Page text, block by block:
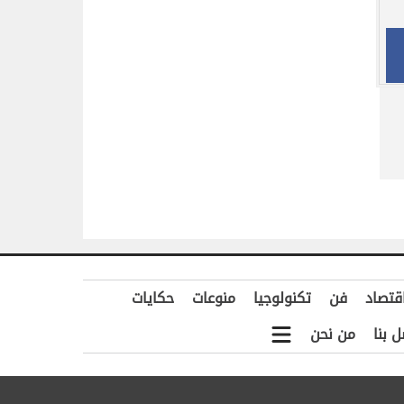
فن تكنولوجيا منوعات
حكايات
بنا
من نحن